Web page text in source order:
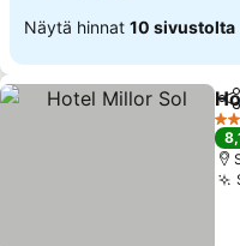
Näytä hinnat 10 sivustolta
3